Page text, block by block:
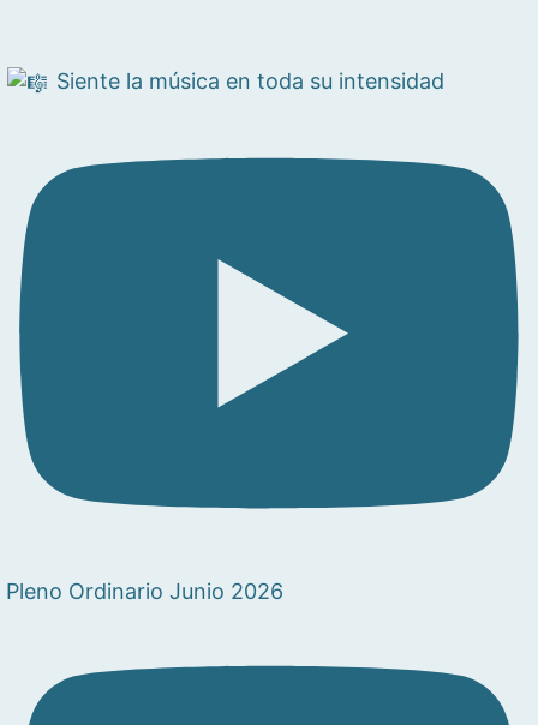
Siente la música en toda su intensidad
Pleno Ordinario Junio 2026